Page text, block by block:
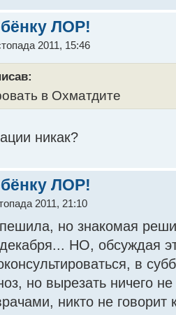
ЛОР!
2011, 15:46
в Охматдите
никак?
ЛОР!
2011, 21:10
но знакомая
НО, обсуждая
в
но вырезать ничего
никто не говорит